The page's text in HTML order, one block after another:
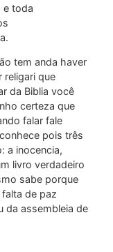
e toda
tem anda haver
religari que
da Biblia você
certeza que
falar fale
pois três
a inocencia,
livro verdadeiro
sabe porque
de paz
da assembleia de